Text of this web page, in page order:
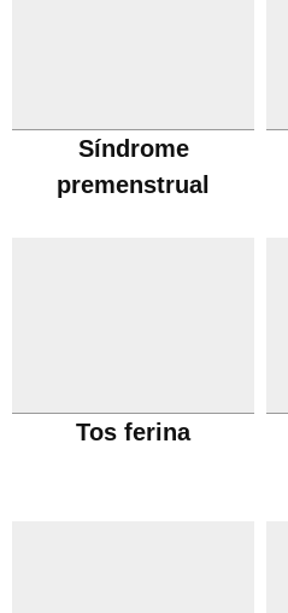
Síndrome
premenstrual
Tos ferina